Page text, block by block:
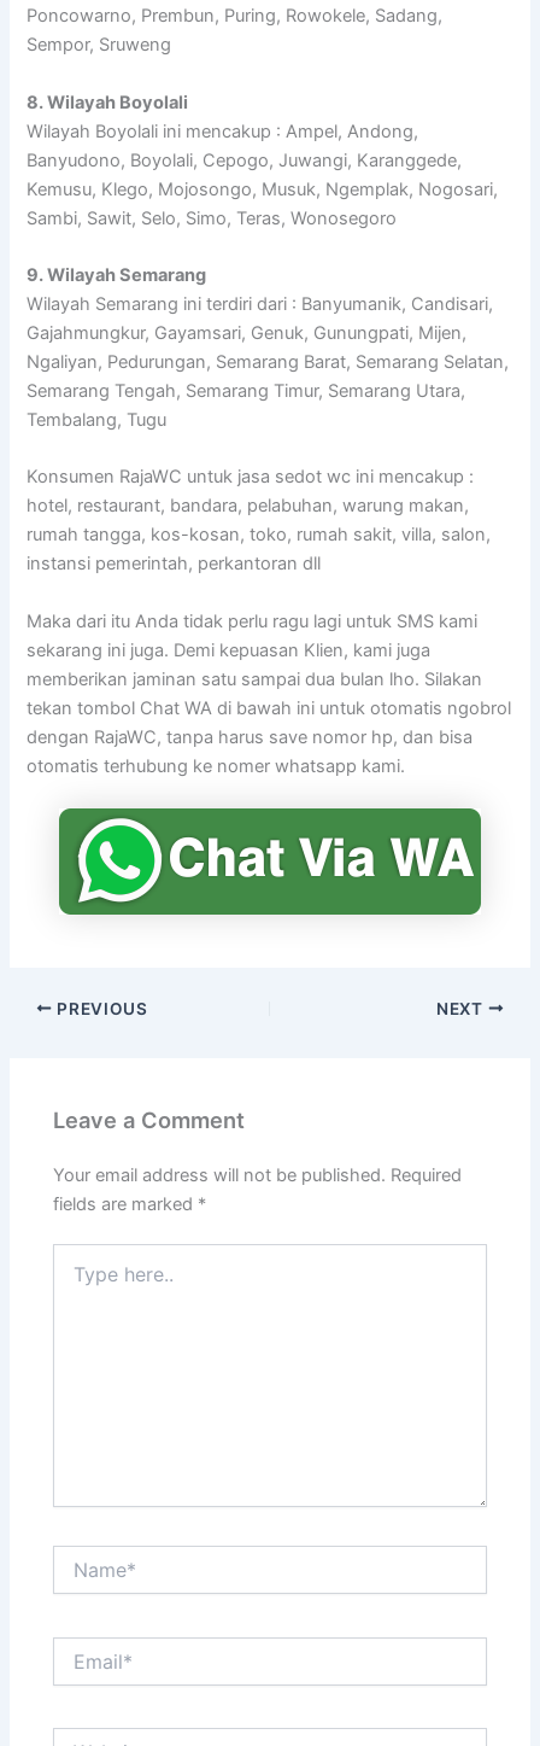
Poncowarno, Prembun, Puring, Rowokele, Sadang,
Sempor, Sruweng
8. Wilayah Boyolali
Wilayah Boyolali ini mencakup : Ampel, Andong,
Banyudono, Boyolali, Cepogo, Juwangi, Karanggede,
Kemusu, Klego, Mojosongo, Musuk, Ngemplak, Nogosari,
Sambi, Sawit, Selo, Simo, Teras, Wonosegoro
9. Wilayah Semarang
Wilayah Semarang ini terdiri dari : Banyumanik, Candisari,
Gajahmungkur, Gayamsari, Genuk, Gunungpati, Mijen,
Ngaliyan, Pedurungan, Semarang Barat, Semarang Selatan,
Semarang Tengah, Semarang Timur, Semarang Utara,
Tembalang, Tugu
Konsumen RajaWC untuk jasa sedot wc ini mencakup :
hotel, restaurant, bandara, pelabuhan, warung makan,
rumah tangga, kos-kosan, toko, rumah sakit, villa, salon,
instansi pemerintah, perkantoran dll
Maka dari itu Anda tidak perlu ragu lagi untuk SMS kami
sekarang ini juga. Demi kepuasan Klien, kami juga
memberikan jaminan satu sampai dua bulan lho. Silakan
tekan tombol Chat WA di bawah ini untuk otomatis ngobrol
dengan RajaWC, tanpa harus save nomor hp, dan bisa
otomatis terhubung ke nomer whatsapp kami.
PREVIOUS NEXT
Leave a Comment
Your email address will not be published. Required
fields are marked *
here..